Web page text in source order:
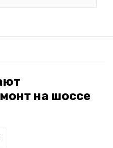
на шоссе